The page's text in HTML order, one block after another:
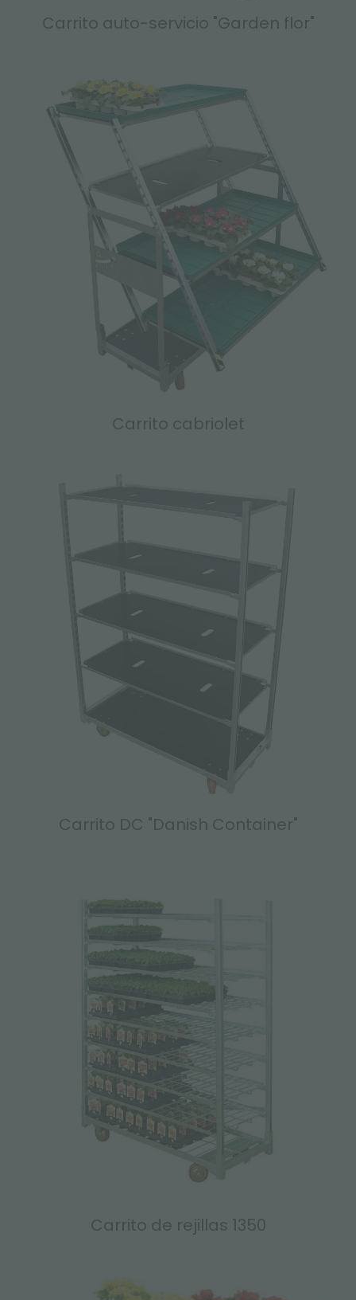
Carrito auto-servicio "Garden flor"
Carrito cabriolet
Carrito DC "Danish Container"
Carrito de rejillas 1350